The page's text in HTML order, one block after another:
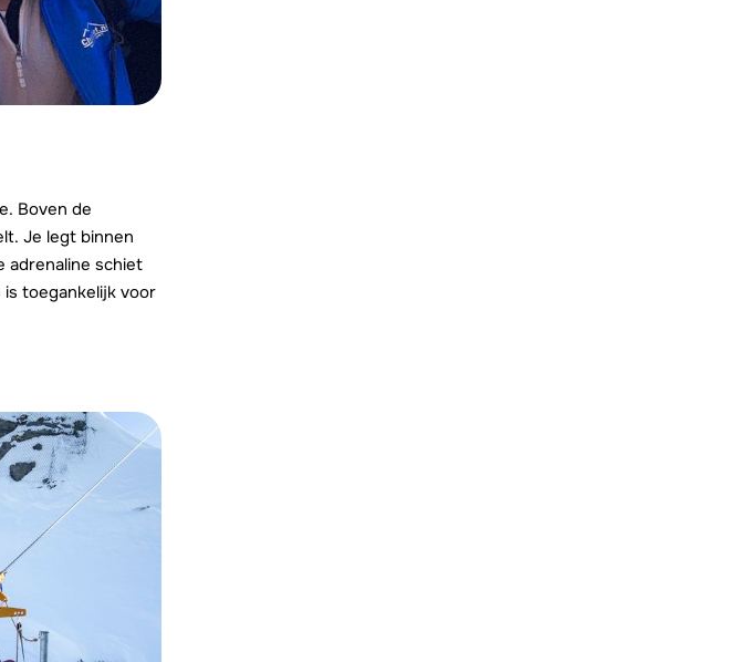
Boven de
Je legt binnen
adrenaline schiet
toegankelijk voor